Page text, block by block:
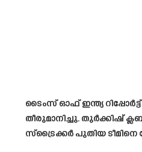
ടൈംസ് ഓഫ് ഇന്ത്യ
തീരുമാനിച്ചു. തുർക്കിഷ്
സ്‌ട്രൈക്കർ പുതിയ ടീമിനെ